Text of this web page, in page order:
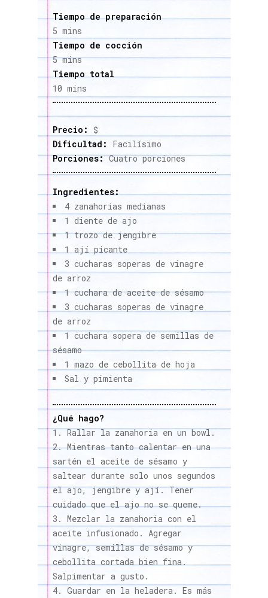
Tiempo de preparación
5 mins
Tiempo de cocción
5 mins
Tiempo total
10 mins
Precio: $
Dificultad:
Facilísimo
Porciones:Cuatro porciones
Ingredientes:
4 zanahorias medianas
1 diente de ajo
1 trozo de jengibre
1 ají picante
3 cucharas soperas de vinagre
de arroz
1 cuchara de aceite de sésamo
3 cucharas soperas de vinagre
de arroz
1 cuchara sopera de semillas de
sésamo
1 mazo de cebollita de hoja
Sal y pimienta
¿Qué hago?
Rallar la zanahoria en un bowl.
Mientras tanto calentar en una
sartén el aceite de sésamo y
saltear durante solo unos segundos
el ajo, jengibre y ají. Tener
cuidado que el ajo no se queme.
Mezclar la zanahoria con el
aceite infusionado. Agregar
vinagre, semillas de sésamo y
cebollita cortada bien fina.
Salpimentar a gusto.
Guardar en la heladera. Es más